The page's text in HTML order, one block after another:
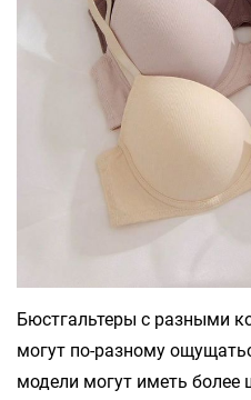
Бюстгальтеры с разными
могут по-разному
модели могут иметь более